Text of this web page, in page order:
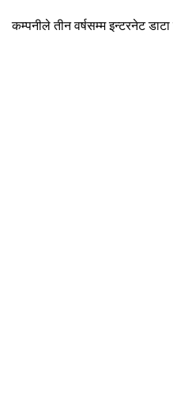
कम्पनीले तीन वर्षसम्म इन्टरनेट